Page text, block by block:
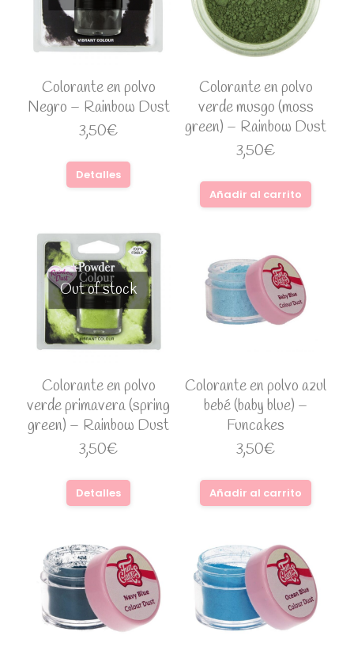
Colorante en polvo
Negro – Rainbow Dust
3,50€
Detalles
Colorante en polvo
verde musgo (moss
green) – Rainbow Dust
3,50€
Añadir al carrito
Out of stock
Colorante en polvo
verde primavera (spring
green) – Rainbow Dust
3,50€
Detalles
Colorante en polvo azul
bebé (baby blue) –
Funcakes
3,50€
Añadir al carrito